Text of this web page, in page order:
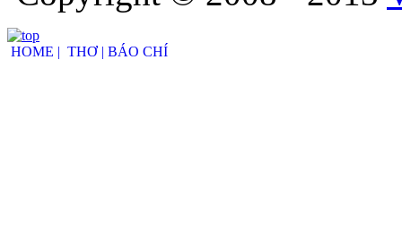
HOME | THƠ | BÁO CHÍ